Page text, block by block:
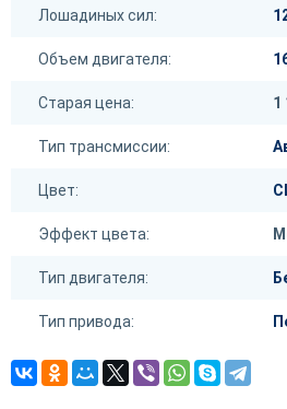
Лошадиных сил:
Объем двигателя:
Старая цена: 1
Тип трансмиссии:
Цвет:
Эффект цвета:
Тип двигателя:
Тип привода: